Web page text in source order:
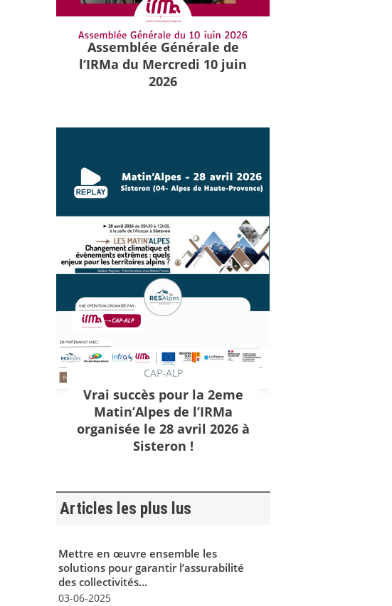
Assemblée Générale de
l’IRMa du Mercredi 10 juin
2026
CAP-ALP
Vrai succès pour la 2eme
Matin’Alpes de l’IRMa
organisée le 28 avril 2026 à
Sisteron !
Articles les plus lus
Mettre en œuvre ensemble les
solutions pour garantir l’assurabilité
des collectivités...
03-06-2025